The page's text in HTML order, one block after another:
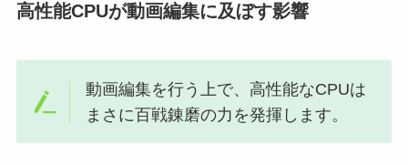
高性能CPUが動画編集に及ぼす影響
動画編集を行う上で、高性能なCPUは
まさに百戦錬磨の力を発揮します。